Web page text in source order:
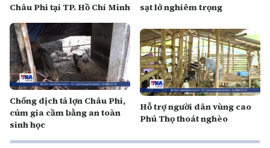
Châu Phi tại TP. Hồ Chí Minh
sạt lở nghiêm trọng
Chống dịch tả lợn Châu Phi,
cúm gia cầm bằng an toàn
sinh học
Hỗ trợ người dân vùng cao
Phú Thọ thoát nghèo